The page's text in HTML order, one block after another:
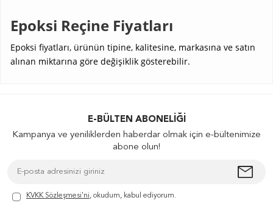
Epoksi Reçine Fiyatları
Epoksi fiyatları, ürünün tipine, kalitesine, markasına ve satın
alınan miktarına göre değişiklik gösterebilir.
E-BÜLTEN ABONELIĞI
Kampanya ve yeniliklerden haberdar olmak için e-bültenimize
abone olun!
KVKK Sözleşmesi'ni, okudum, kabul ediyorum.